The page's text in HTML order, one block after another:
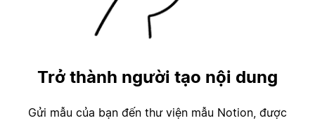
Trở thành người tạo nội dung
Gửi mẫu của bạn đến thư viện mẫu Notion, được